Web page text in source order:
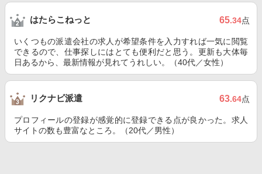
はたらこねっと 65.34点
いくつもの派遣会社の求人が希望条件を入力すれば一気に閲覧
できるので、仕事探しにはとても便利だと思う。更新も大体毎
日あるから、最新情報が見れてうれしい。（40代／女性）
リクナビ派遣 63.64点
プロフィールの登録が感覚的に登録できる点が良かった。求人
サイトの数も豊富なところ。（20代／男性）